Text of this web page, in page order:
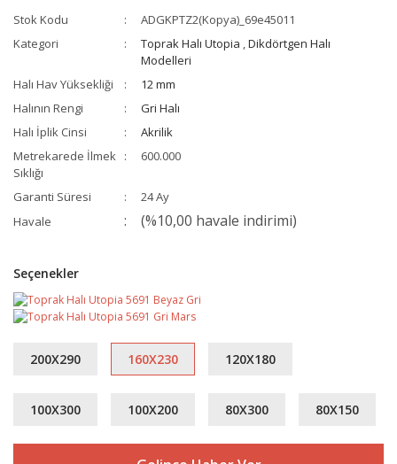
Stok Kodu
ADGKPTZ2(Kopya)_69e45011
Kategori
Toprak Halı Utopia ,Dikdörtgen Halı
Modelleri
Halı Hav Yüksekliği
12 mm
Halının Rengi
Gri Halı
Halı İplik Cinsi
Akrilik
Metrekarede İlmek
Sıklığı
600.000
Garanti Süresi
24 Ay
Havale
(%10,00 havale indirimi)
Seçenekler
200X290 160X230 120X180
100X300 100X200 80X300 80X150